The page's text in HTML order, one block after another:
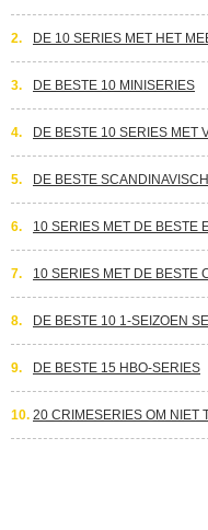
2. DE 10 SERIES MET HET
3. DE BESTE 10 MINISERIES
4. DE BESTE 10 SERIES MET
5. DE BESTE
6. 10 SERIES MET DE BESTE
7. 10 SERIES MET DE BESTE
8. DE BESTE 10 1-SEIZOEN
9. DE BESTE 15 HBO-SERIES
10. 20 CRIMESERIES OM NIET